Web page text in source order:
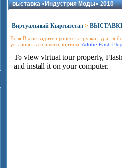
выставка «Индустрия Моды» 2010
Виртуальный Кыргызстан >
Если Вы не видите процесс загрузки тура,
установить с нашего портала: Adobe Flash